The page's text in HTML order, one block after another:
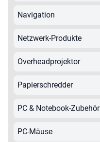
Navigation
Netzwerk-Produkte
Overheadprojektor
Papierschredder
PC & Notebook-Zubehör
PC-Mäuse